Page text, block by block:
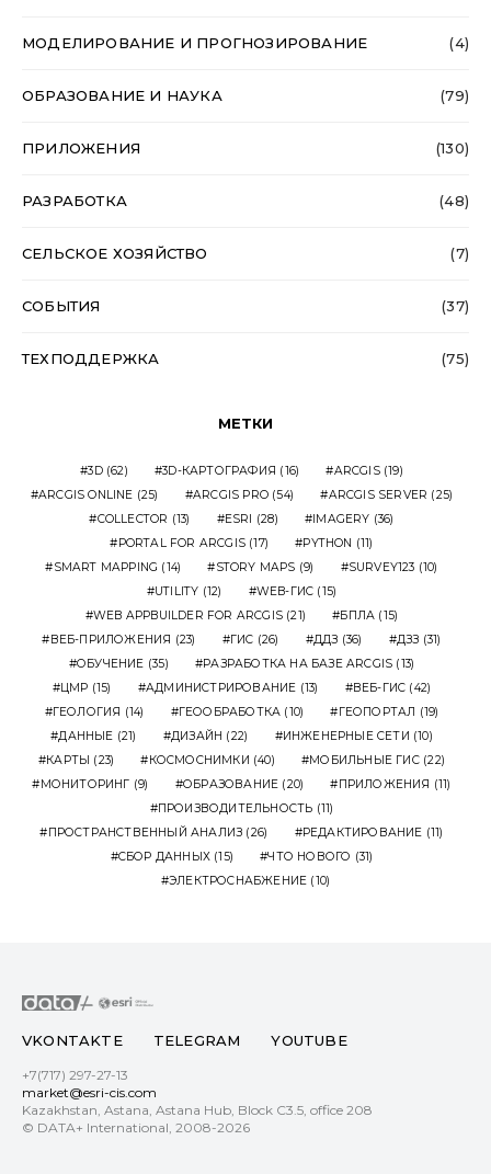
МОДЕЛИРОВАНИЕ И ПРОГНОЗИРОВАНИЕ (4)
ОБРАЗОВАНИЕ И НАУКА (79)
ПРИЛОЖЕНИЯ (130)
РАЗРАБОТКА (48)
СЕЛЬСКОЕ ХОЗЯЙСТВО (7)
СОБЫТИЯ (37)
ТЕХПОДДЕРЖКА (75)
МЕТКИ
3D(62) 3D-КАРТОГРАФИЯ (16) ARCGIS(19)
ARCGIS ONLINE (25) ARCGIS PRO (54) ARCGIS SERVER (25)
COLLECTOR (13) ESRI (28) IMAGERY (36)
PORTAL FOR ARCGIS (17) PYTHON (11)
SMART MAPPING (14) STORY MAPS (9) SURVEY123 (10)
UTILITY (12) WEB-ГИС (15)
WEB APPBUILDER FOR ARCGIS(21) БПЛА (15)
ВЕБ-ПРИЛОЖЕНИЯ (23) ГИС (26) ДДЗ (36) ДЗЗ (31)
ОБУЧЕНИЕ (35) РАЗРАБОТКА НА БАЗЕ ARCGIS (13)
ЦМР (15) АДМИНИСТРИРОВАНИЕ (13) ВЕБ-ГИС (42)
ГЕОЛОГИЯ (14) ГЕООБРАБОТКА (10) ГЕОПОРТАЛ (19)
ДАННЫЕ (21) ДИЗАЙН (22) ИНЖЕНЕРНЫЕ СЕТИ (10)
КАРТЫ (23) КОСМОСНИМКИ (40) МОБИЛЬНЫЕ ГИС(22)
МОНИТОРИНГ (9) ОБРАЗОВАНИЕ (20) ПРИЛОЖЕНИЯ (11)
ПРОИЗВОДИТЕЛЬНОСТЬ (11)
ПРОСТРАНСТВЕННЫЙ АНАЛИЗ (26) РЕДАКТИРОВАНИЕ (11)
СБОР ДАННЫХ (15) ЧТО НОВОГО (31)
ЭЛЕКТРОСНАБЖЕНИЕ (10)
VKONTAKTE TELEGRAM YOUTUBE
+7(717) 297-27-13
market@esri-cis.com
Kazakhstan, Astana, Astana Hub, Block С3.5, office 208
© DATA+ International, 2008-2026